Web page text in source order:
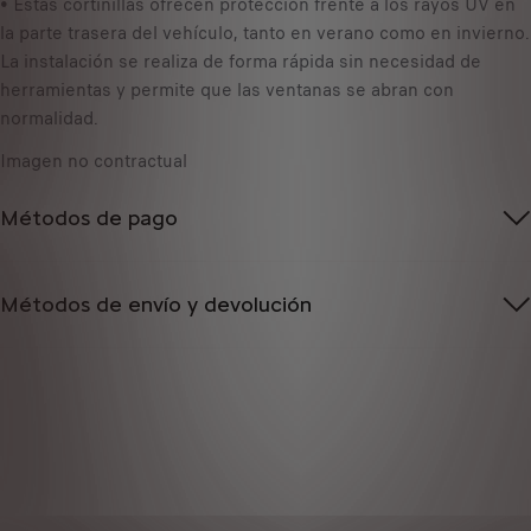
u
n
i
d
d
d
t
o
:
la parte trasera del vehículo, tanto en verano como en invierno.
La instalación se realiza de forma rápida sin necesidad de
herramientas y permite que las ventanas se abran con
normalidad.
Imagen no contractual
Métodos de pago
Métodos de envío y devolución